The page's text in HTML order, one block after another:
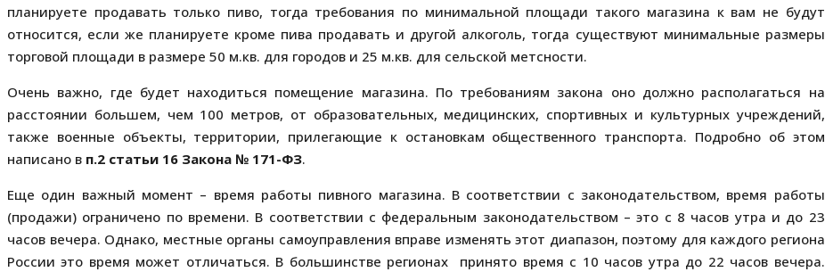
планируете продавать только пиво, тогда требования по минимальной площади такого магазина к вам не будут
относится, если же планируете кроме пива продавать и другой алкоголь, тогда существуют минимальные размеры
торговой площади в размере 50 м.кв. для городов и 25 м.кв. для сельской метсности.
Очень важно, где будет находиться помещение магазина. По требованиям закона оно должно располагаться на
расстоянии большем, чем 100 метров, от образовательных, медицинских, спортивных и культурных учреждений,
также военные объекты, территории, прилегающие к остановкам общественного транспорта. Подробно об этом
написано в п.2 статьи 16 Закона № 171-ФЗ.
Еще один важный момент – время работы пивного магазина. В соответствии с законодательством, время работы
(продажи) ограничено по времени. В соответствии с федеральным законодательством – это с 8 часов утра и до 23
часов вечера. Однако, местные органы самоуправления вправе изменять этот диапазон, поэтому для каждого региона
России это время может отличаться. В большинстве регионах принято время с 10 часов утра до 22 часов вечера.